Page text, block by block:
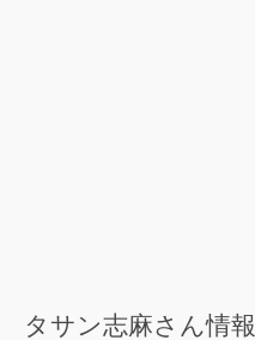
タサン志麻さん情報